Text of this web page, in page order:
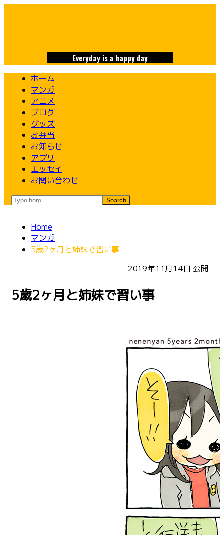
Everyday is a happy day
ホーム
マンガ
アニメ
ブログ
グッズ
お弁当
お知らせ
アプリ
エッセイ
お問い合わせ
Home
マンガ
5歳2ヶ月と姉妹で習い事
2019年11月14日 公開
5歳2ヶ月と姉妹で習い事